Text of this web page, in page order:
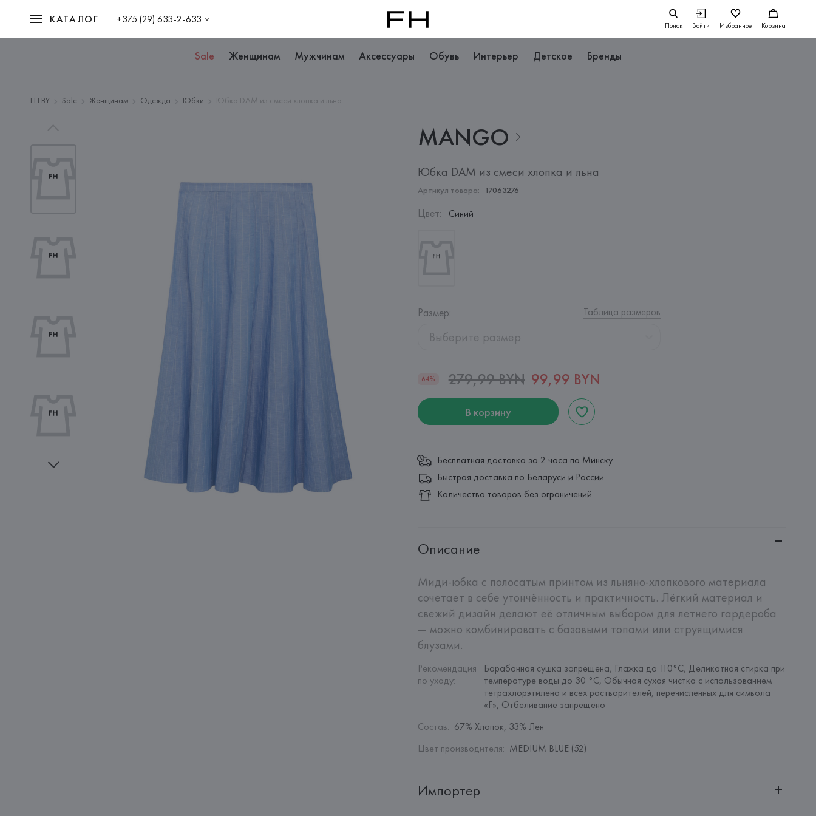
КАТАЛОГ +375 (29) 633-2-633 Поиск Войти Избранное Корзина
Sale Женщинам Мужчинам Аксессуары Обувь Интерьер Детское Бренды
FH.BY Sale Женщинам Одежда Юбки Юбка DAM из смеси хлопка и льна
MANGO
Юбка DAM из смеси хлопка и льна
Артикул товара: 17063276
Цвет: Синий
Размер: Таблица размеров
Выберите размер
64% 279,99 BYN 99,99 BYN
В корзину
Бесплатная доставка за 2 часа по Минску
Быстрая доставка по Беларуси и России
Количество товаров без ограничений
Описание
Миди‑юбка с полосатым принтом из льняно‑хлопкового материала
сочетает в себе утончённость и практичность. Лёгкий материал и
свежий дизайн делают её отличным выбором для летнего гардероба
— можно комбинировать с базовыми топами или струящимися
блузами.
Рекомендация
по уходу:
Барабанная сушка запрещена, Глажка до 110°C, Деликатная стирка при
температуре воды до 30 °C, Обычная сухая чистка с использованием
тетрахлорэтилена и всех растворителей, перечисленных для символа
«F», Отбеливание запрещено
Состав: 67% Хлопок, 33% Лён
Цвет производителя: MEDIUM BLUE (52)
Импортер